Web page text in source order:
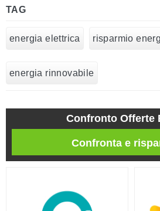
TAG
energia elettrica risparmio
energia rinnovabile
Confronto Offerte
Confronta e